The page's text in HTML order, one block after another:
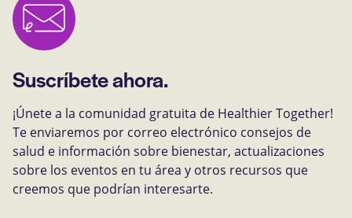
Suscríbete ahora.
¡Únete a la comunidad gratuita de Healthier Together!
Te enviaremos por correo electrónico consejos de
salud e información sobre bienestar, actualizaciones
sobre los eventos en tu área y otros recursos que
creemos que podrían interesarte.